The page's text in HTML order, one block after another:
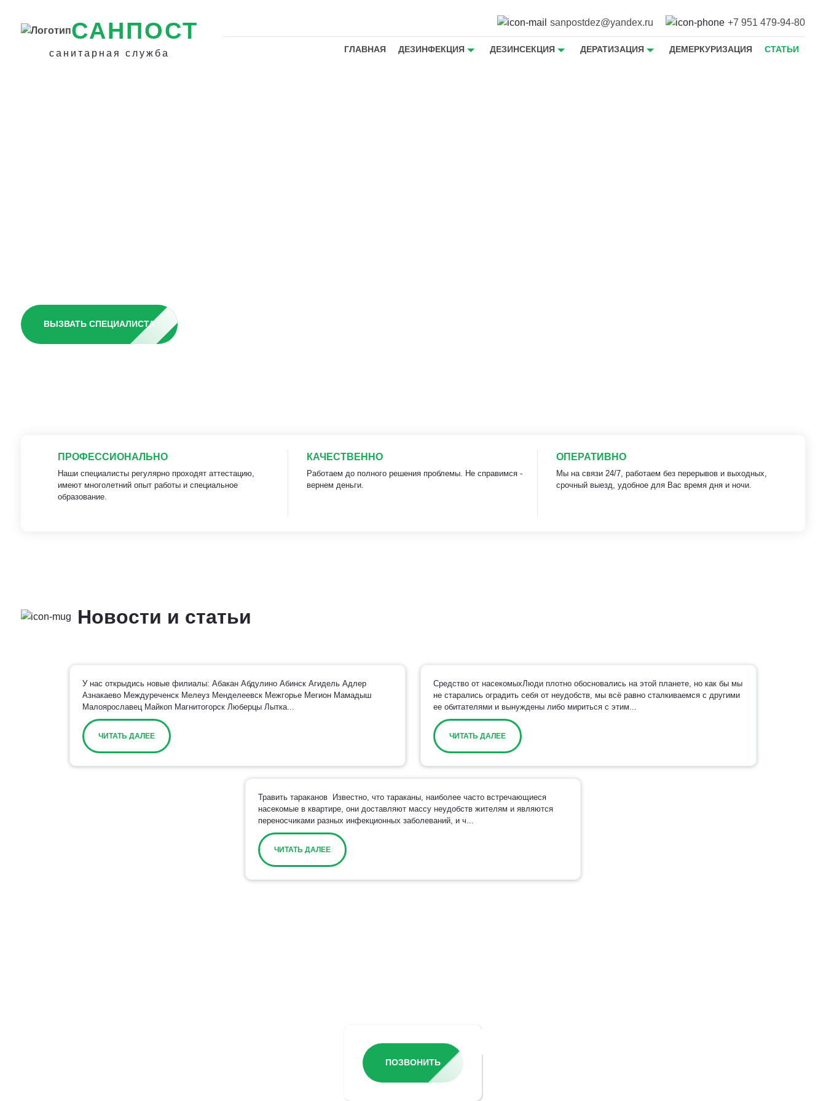
САНПОСТ
санитарная служба
sanpostdez@yandex.ru +7 951 479-94-80
ГЛАВНАЯ ДЕЗИНФЕКЦИЯ ДЕЗИНСЕКЦИЯ ДЕРАТИЗАЦИЯ ДЕМЕРКУРИЗАЦИЯ СТАТЬИ
ВЫЗВАТЬ СПЕЦИАЛИСТА
ПРОФЕССИОНАЛЬНО
Наши специалисты регулярно проходят аттестацию,
имеют многолетний опыт работы и специальное
образование.
КАЧЕСТВЕННО
Работаем до полного решения проблемы. Не справимся -
вернем деньги.
ОПЕРАТИВНО
Мы на связи 24/7, работаем без перерывов и выходных,
срочный выезд, удобное для Вас время дня и ночи.
Новости и статьи
У нас открыдись новые филиалы: Абакан Абдулино Абинск Агидель Адлер
Азнакаево Междуреченск Мелеуз Менделеевск Межгорье Мегион Мамадыш
Малоярославец Майкоп Магнитогорск Люберцы Лытка...
ЧИТАТЬ ДАЛЕЕ
Средство от насекомыхЛюди плотно обосновались на этой планете, но как бы мы
не старались оградить себя от неудобств, мы всё равно сталкиваемся с другими
ее обитателями и вынуждены либо мириться с этим...
ЧИТАТЬ ДАЛЕЕ
Травить тараканов Известно, что тараканы, наиболее часто встречающиеся
насекомые в квартире, они доставляют массу неудобств жителям и являются
переносчиками разных инфекционных заболеваний, и ч...
ЧИТАТЬ ДАЛЕЕ
ПОЗВОНИТЬ